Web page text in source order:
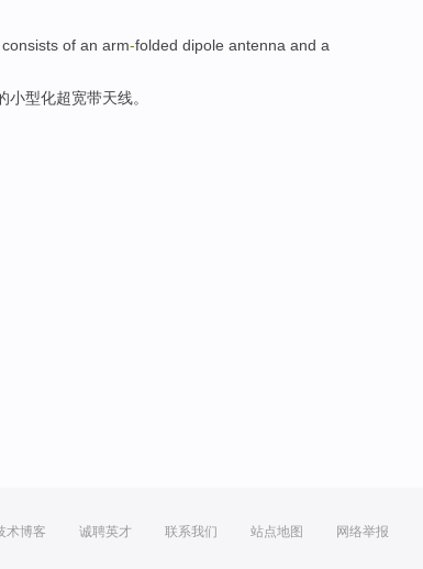
of an arm-folded dipole antenna and a
小型化超宽带天线。
术博客 诚聘英才 联系我们 站点地图 网络举报